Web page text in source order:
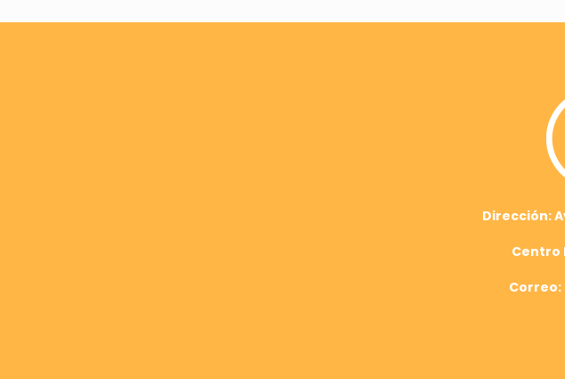
Dirección: Av. La
Centro
Correo: